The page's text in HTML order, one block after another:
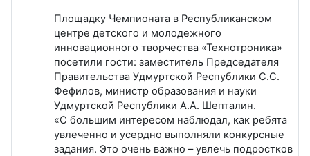
Площадку Чемпионата в Республиканском
центре детского и молодежного
инновационного творчества «Технотроника»
посетили гости: заместитель Председателя
Правительства Удмуртской Республики С.С.
Фефилов, министр образования и науки
Удмуртской Республики А.А. Шепталин.
«С большим интересом наблюдал, как ребята
увлеченно и усердно выполняли конкурсные
задания. Это очень важно – увлечь подростков